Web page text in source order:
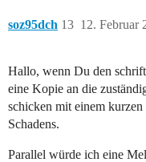
soz95dch 12. Februar
13
Hallo, wenn Du den
eine Kopie an die
schicken mit einem
Schadens.
Parallel würde ich eine